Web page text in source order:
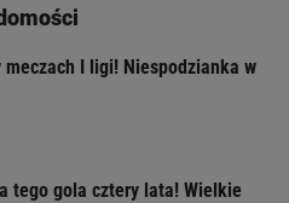
meczach I ligi! Niespodzianka w
tego gola cztery lata! Wielkie